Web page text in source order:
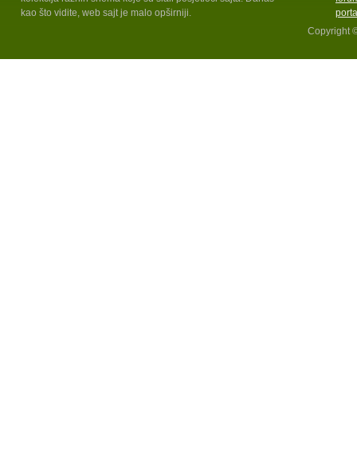
kao što vidite, web sajt je malo opširniji.
Copyright